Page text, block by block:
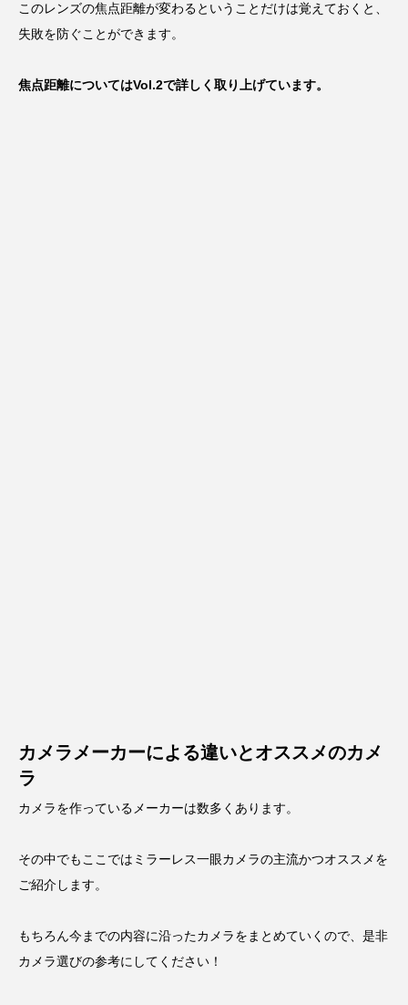
このレンズの焦点距離が変わるということだけは覚えておくと、
失敗を防ぐことができます。
焦点距離についてはVol.2で詳しく取り上げています。
カメラメーカーによる違いとオススメのカメ
ラ
カメラを作っているメーカーは数多くあります。
その中でもここではミラーレス一眼カメラの主流かつオススメを
ご紹介します。
もちろん今までの内容に沿ったカメラをまとめていくので、是非
カメラ選びの参考にしてください！